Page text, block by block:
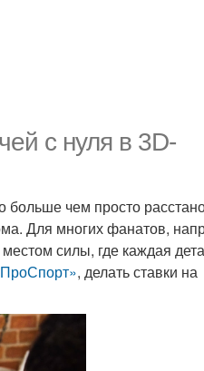
с нуля в 3D-
больше чем просто
Для многих фанатов,
силы, где каждая
, делать ставки на